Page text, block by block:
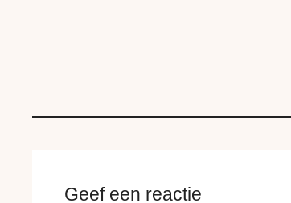
Geef een reactie